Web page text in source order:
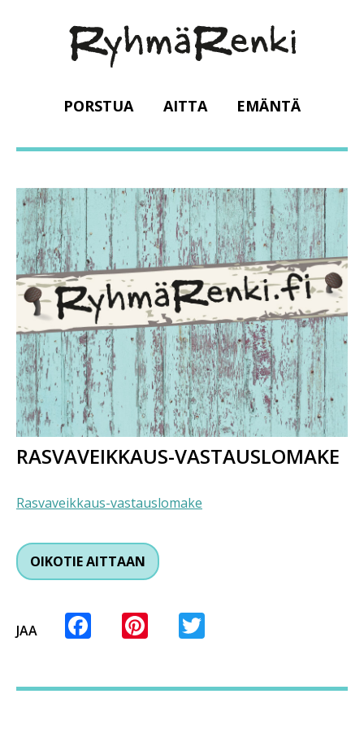
PORSTUA AITTA EMÄNTÄ
RASVAVEIKKAUS-VASTAUSLOMAKE
Rasvaveikkaus-vastauslomake
OIKOTIE AITTAAN
JAA Facebook
Pinterest